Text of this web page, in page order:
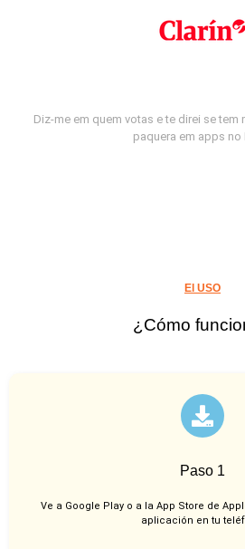
Diz-me em quem votas e te direi se
paquera em apps no
El USO
¿Cómo
Paso 1
Ve a Google Play o a la App Store de
aplicación en tu